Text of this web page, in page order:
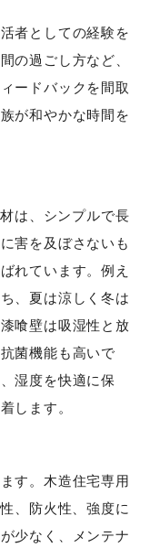
者としての経験を
の過ごし方など、
ードバックを間取
が和やかな時間を
は、シンプルで長
害を及ぼさないも
れています。例え
、夏は涼しく冬は
喰壁は吸湿性と放
菌機能も高いで
湿度を快適に保
します。
す。木造住宅専用
、防火性、強度に
少なく、メンテナ